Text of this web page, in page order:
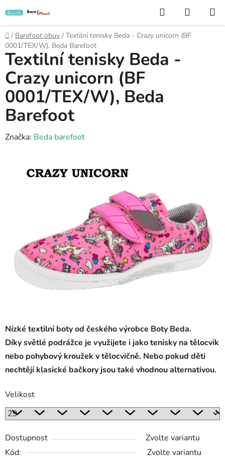
na
obsah
Hledat
KOŠÍK
Domů
/ Barefoot obuv / Textilní tenisky Beda - Crazy unicorn (BF
0001/TEX/W), Beda Barefoot
Nízké textilní boty od českého výrobce Boty Beda.
Díky světlé podrážce je využijete i jako tenisky na tělocvik
nebo pohybový kroužek v tělocvičně. Nebo pokud děti
nechtějí klasické bačkory jsou také vhodnou alternativou.
Velikost
Dostupnost
Zvolte variantu
Kód:
Zvolte variantu
Textilní tenisky Beda -
Crazy unicorn (BF
0001/TEX/W), Beda
Barefoot
Značka: Beda barefoot